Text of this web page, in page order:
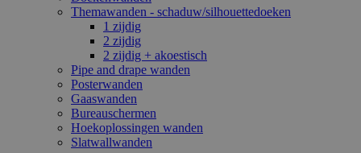
Themawanden - schaduw/silhouettedoeken
1 zijdig
2 zijdig
2 zijdig + akoestisch
Pipe and drape wanden
Posterwanden
Gaaswanden
Bureauschermen
Hoekoplossingen wanden
Slatwallwanden